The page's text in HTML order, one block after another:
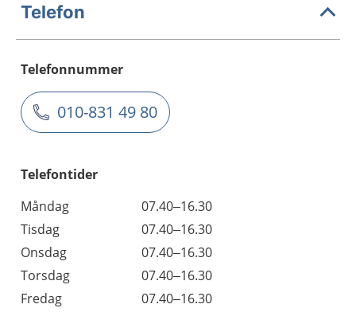
Telefon
Telefonnummer
010-831 49 80
Telefontider
Måndag
07.40–16.30
Tisdag
07.40–16.30
Onsdag
07.40–16.30
Torsdag
07.40–16.30
Fredag
07.40–16.30